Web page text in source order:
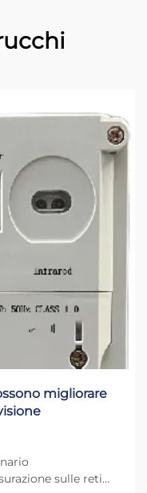
migliorare
sulle reti